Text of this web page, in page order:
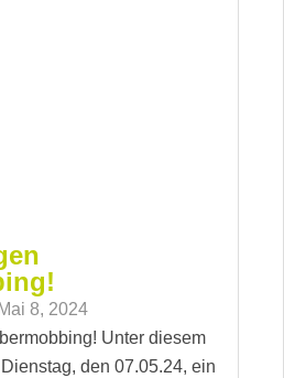
Mai 8, 2024
Unter diesem
den 07.05.24, ein